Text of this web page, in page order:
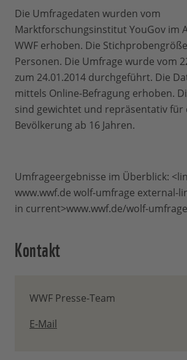
Die Umfragedaten wurden vom
Marktforschungsinstitut YouGov im
WWF erhoben. Die
Personen. Die Umfrage wurde vom
zum 24.01.2014 durchgeführt. Die
mittels Online-Befragung erhoben.
sind gewichtet und repräsentativ für
Bevölkerung ab 16 Jahren.
Umfrageergebnisse im Überblick:
www.wwf.de wolf-umfrage external-
in current>www.wwf.de/wolf-umfrage
Kontakt
WWF Presse-Team
E-Mail